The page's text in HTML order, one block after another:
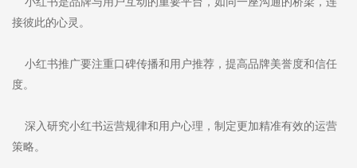
接彼此的心灵。
小红书推广要注重口碑传播和用户推荐，提高品牌美誉度和信任
度。
深入研究小红书运营规律和用户心理，制定更加精准有效的运营
策略。